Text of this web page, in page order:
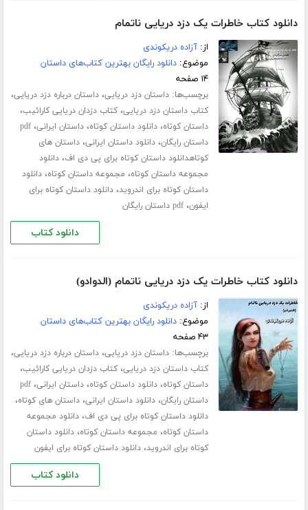
دانلود کتاب خاطرات یک دزد دریایی ناتمام
از:آزاده دریکوندی
موضوع:دانلود رایگان بهترین کتاب‌های داستان
۱۴ صفحه
برچسب‌ها:داستان دزد دریایی،داستان درباره دزد دریایی،
کتاب داستان دزد دریایی،کتاب دزدان دریایی کارائیب،
داستان کوتاه،دانلود داستان کوتاه،داستان ایرانی،pdf
داستان رایگان،دانلود داستان ایرانی،داستان های
کوتاهدانلود داستان کوتاه برای پی دی اف،دانلود
مجموعه داستان کوتاه، مجموعه داستان کوتاه،دانلود
داستان کوتاه برای اندروید،دانلود داستان کوتاه برای
ایفون،pdf داستان رایگان
دانلود کتاب
دانلود کتاب خاطرات یک دزد دریایی ناتمام (الدوادو)
از:آزاده دریکوندی
موضوع:دانلود رایگان بهترین کتاب‌های داستان
۴۳ صفحه
برچسب‌ها:داستان دزد دریایی،داستان درباره دزد دریایی،
کتاب داستان دزد دریایی،کتاب دزدان دریایی کارائیب،
داستان کوتاه،دانلود داستان کوتاه،داستان ایرانی،pdf
داستان رایگان،دانلود داستان ایرانی،داستان های کوتاه،
دانلود داستان کوتاه برای پی دی اف،دانلود مجموعه
داستان کوتاه، مجموعه داستان کوتاه،دانلود داستان
کوتاه برای اندروید،دانلود داستان کوتاه برای ایفون
دانلود کتاب